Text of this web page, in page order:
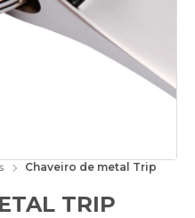
Chaveiro de metal Trip
TRIP